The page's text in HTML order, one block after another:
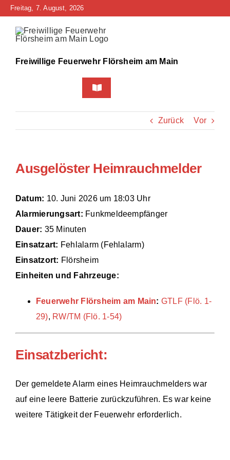
Zum
springen
Freitag, 7. August, 2026
Freiwillige Feuerwehr Flörsheim am Main
Toggle
Navigation
Home
Bürgerinfo
Über uns
Technik
Zurück Vor
Ausgelöster Heimrauchmelder
Datum: 10. Juni 2026 um 18:03 Uhr
Alarmierungsart: Funkmeldeempfänger
Dauer: 35 Minuten
Einsatzart: Fehlalarm (Fehlalarm)
Einsatzort: Flörsheim
Einheiten und Fahrzeuge:
Feuerwehr Flörsheim am Main: GTLF (Flö. 1-
29), RW/TM (Flö. 1-54)
Einsatzbericht:
Der gemeldete Alarm eines Heimrauchmelders war
auf eine leere Batterie zurückzuführen. Es war keine
weitere Tätigkeit der Feuerwehr erforderlich.